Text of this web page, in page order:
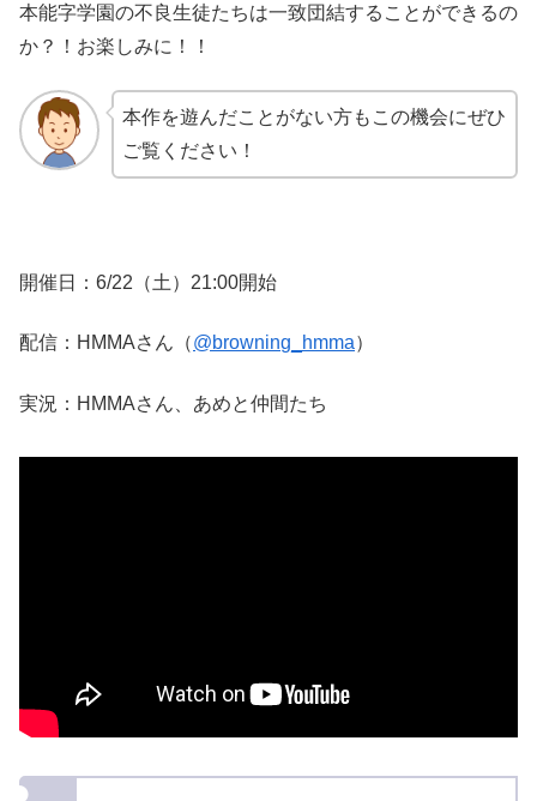
本能字学園の不良生徒たちは一致団結することができるの
か？！お楽しみに！！
本作を遊んだことがない方もこの機会にぜひ
ご覧ください！
開催日：6/22（土）21:00開始
配信：HMMAさん（@browning_hmma）
実況：HMMAさん、あめと仲間たち